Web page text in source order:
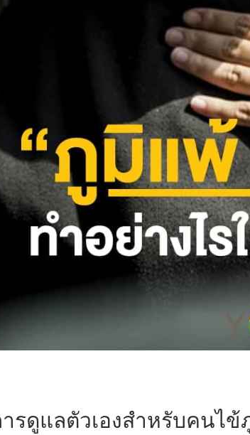
รดูแลตัวเองสำหรับคนไ